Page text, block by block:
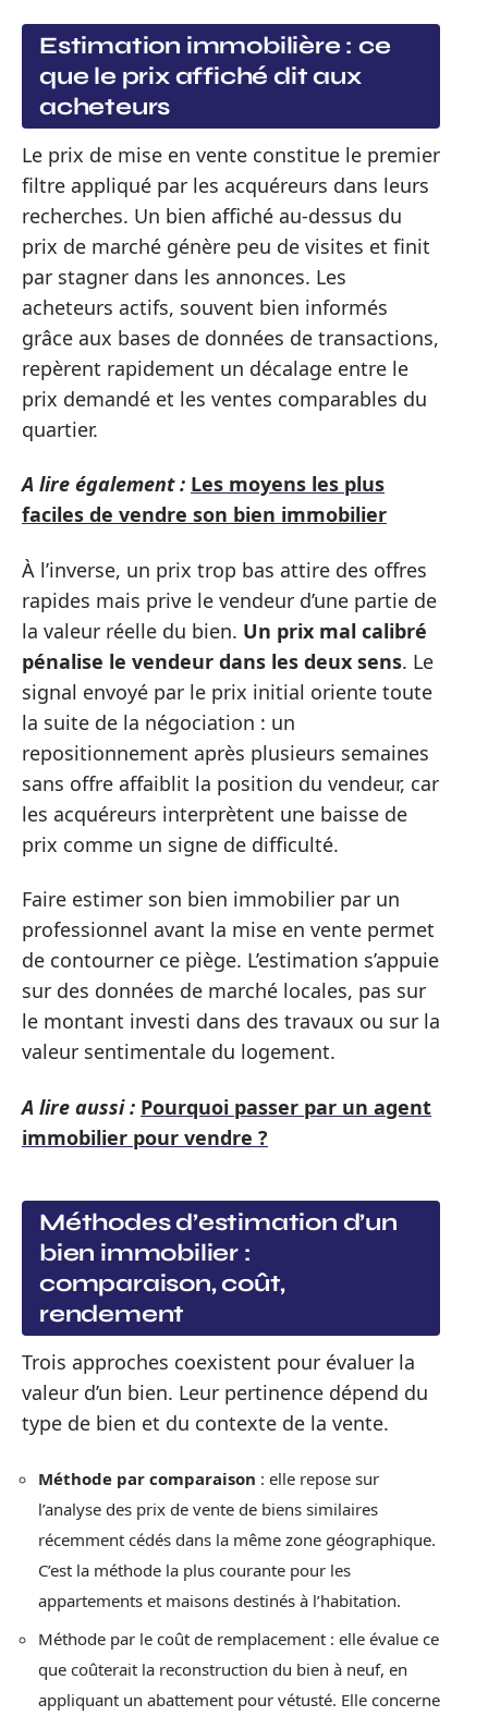
Estimation immobilière : ce
que le prix affiché dit aux
acheteurs
Le prix de mise en vente constitue le premier
filtre appliqué par les acquéreurs dans leurs
recherches. Un bien affiché au-dessus du
prix de marché génère peu de visites et finit
par stagner dans les annonces. Les
acheteurs actifs, souvent bien informés
grâce aux bases de données de transactions,
repèrent rapidement un décalage entre le
prix demandé et les ventes comparables du
quartier.
A lire également : Les moyens les plus
faciles de vendre son bien immobilier
À l’inverse, un prix trop bas attire des offres
rapides mais prive le vendeur d’une partie de
la valeur réelle du bien. Un prix mal calibré
pénalise le vendeur dans les deux sens. Le
signal envoyé par le prix initial oriente toute
la suite de la négociation : un
repositionnement après plusieurs semaines
sans offre affaiblit la position du vendeur, car
les acquéreurs interprètent une baisse de
prix comme un signe de difficulté.
Faire estimer son bien immobilier par un
professionnel avant la mise en vente permet
de contourner ce piège. L’estimation s’appuie
sur des données de marché locales, pas sur
le montant investi dans des travaux ou sur la
valeur sentimentale du logement.
A lire aussi : Pourquoi passer par un agent
immobilier pour vendre ?
Méthodes d’estimation d’un
bien immobilier :
comparaison, coût,
rendement
Trois approches coexistent pour évaluer la
valeur d’un bien. Leur pertinence dépend du
type de bien et du contexte de la vente.
Méthode par comparaison : elle repose sur
l’analyse des prix de vente de biens similaires
récemment cédés dans la même zone géographique.
C’est la méthode la plus courante pour les
appartements et maisons destinés à l’habitation.
Méthode par le coût de remplacement : elle évalue ce
que coûterait la reconstruction du bien à neuf, en
appliquant un abattement pour vétusté. Elle concerne